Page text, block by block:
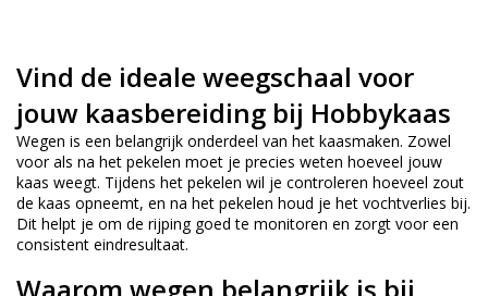
Vind de ideale weegschaal voor
jouw kaasbereiding bij Hobbykaas
Wegen is een belangrijk onderdeel van het kaasmaken. Zowel
voor als na het pekelen moet je precies weten hoeveel jouw
kaas weegt. Tijdens het pekelen wil je controleren hoeveel zout
de kaas opneemt, en na het pekelen houd je het vochtverlies bij.
Dit helpt je om de rijping goed te monitoren en zorgt voor een
consistent eindresultaat.